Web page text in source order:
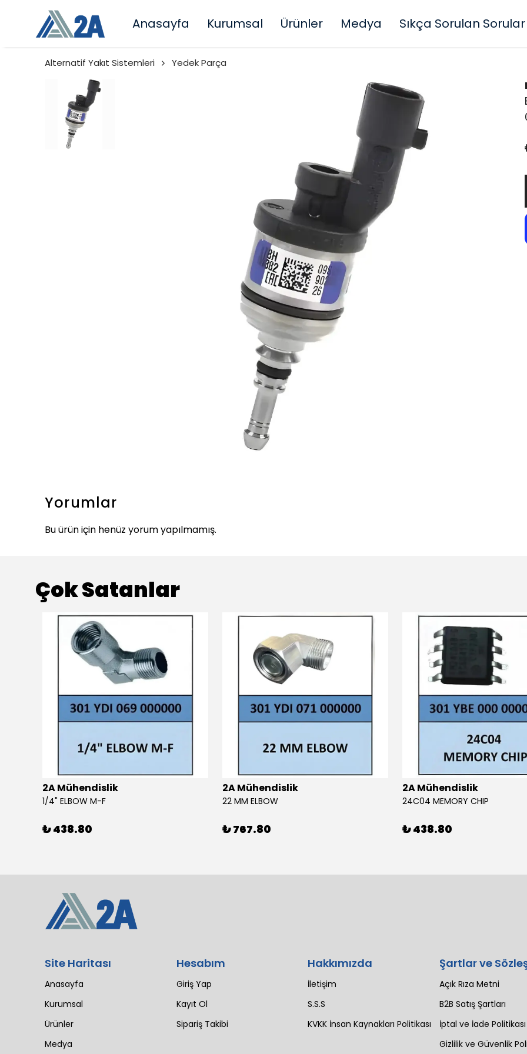
Anasayfa Kurumsal Ürünler Medya Sıkça Sorulan Sorular
Alternatif Yakıt Sistemleri Yedek Parça
Yorumlar
Bu ürün için henüz yorum yapılmamış.
Çok Satanlar
2A Mühendislik
1/4" ELBOW M-F
₺ 438.80
2A Mühendislik
22 MM ELBOW
₺ 767.80
2A Mühendislik
24C04 MEMORY CHIP
₺ 438.80
Site Haritası
Anasayfa
Kurumsal
Ürünler
Medya
Hesabım
Giriş Yap
Kayıt Ol
Sipariş Takibi
Hakkımızda
İletişim
S.S.S
KVKK İnsan Kaynakları Politikası
Şartlar ve
Açık Rıza Metni
B2B Satış Şartları
İptal ve İade Politikası
Gizlilik ve Güvenlik